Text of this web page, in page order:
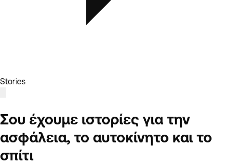
Stories
Σου έχουμε ιστορίες για την
ασφάλεια, το αυτοκίνητο και το
σπίτι